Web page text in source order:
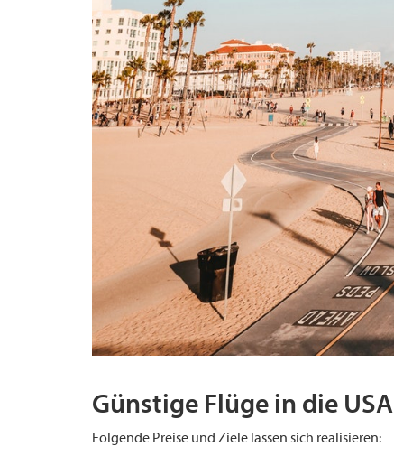
Günstige Flüge in die USA
Folgende Preise und Ziele lassen sich realisieren: